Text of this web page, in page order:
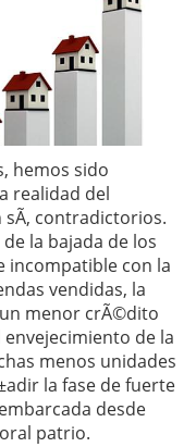
hemos sido
realidad del
contradictorios.
la bajada de los
incompatible con la
vendidas, la
menor crÃ©dito
de la
menos unidades
la fase de fuerte
desde
patrio.